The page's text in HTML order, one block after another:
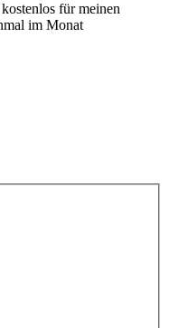
für meinen
im Monat